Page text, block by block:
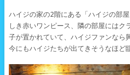
ハイジの家の2階にある「ハイジの部
しき赤いワンピース、隣の部屋にはク
子が置かれていて、ハイジファンなら
今にもハイジたちが出てきそうなほど